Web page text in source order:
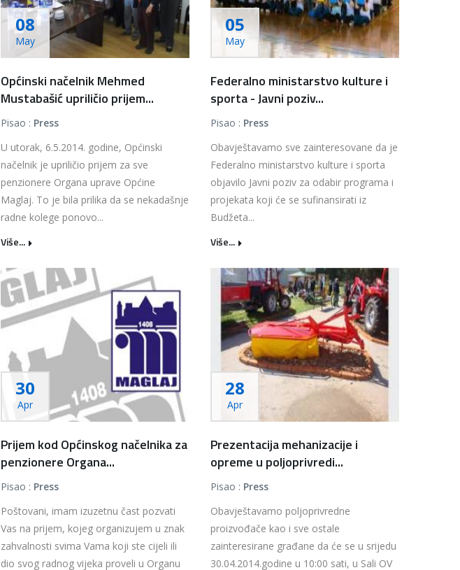
08
May
Općinski načelnik Mehmed
Mustabašić upriličio prijem...
Pisao : Press
U utorak, 6.5.2014. godine, Općinski
načelnik je upriličio prijem za sve
penzionere Organa uprave Općine
Maglaj. To je bila prilika da se nekadašnje
radne kolege ponovo...
Više...
05
May
Federalno ministarstvo kulture i
sporta - Javni poziv...
Pisao : Press
Obavještavamo sve zainteresovane da je
Federalno ministarstvo kulture i sporta
objavilo Javni poziv za odabir programa i
projekata koji će se sufinansirati iz
Budžeta...
Više...
30
Apr
Prijem kod Općinskog načelnika za
penzionere Organa...
Pisao : Press
Poštovani, imam izuzetnu čast pozvati
Vas na prijem, kojeg organizujem u znak
zahvalnosti svima Vama koji ste cijeli ili
dio svog radnog vijeka proveli u Organu
28
Apr
Prezentacija mehanizacije i
opreme u poljoprivredi...
Pisao : Press
Obavještavamo poljoprivredne
proizvođače kao i sve ostale
zainteresirane građane da će se u srijedu
30.04.2014.godine u 10:00 sati, u Sali OV